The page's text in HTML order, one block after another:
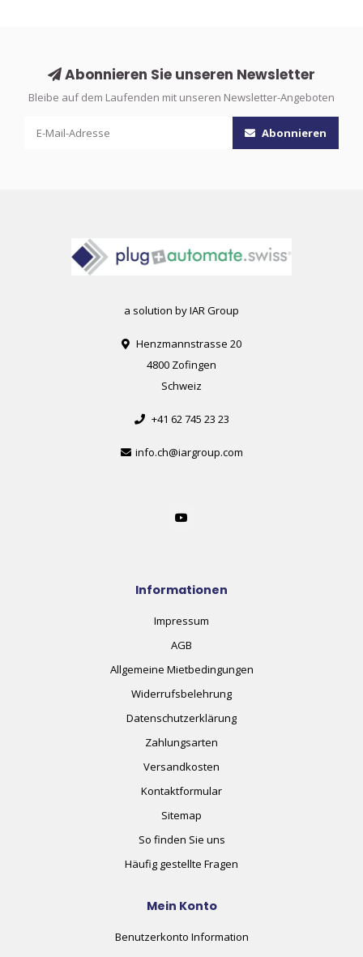
Abonnieren Sie unseren Newsletter
Bleibe auf dem Laufenden mit unseren Newsletter-Angeboten
Abonnieren
a solution by IAR Group
Henzmannstrasse 20
4800 Zofingen
Schweiz
+41 62 745 23 23
info.ch@iargroup.com
Informationen
Impressum
AGB
Allgemeine Mietbedingungen
Widerrufsbelehrung
Datenschutzerklärung
Zahlungsarten
Versandkosten
Kontaktformular
Sitemap
So finden Sie uns
Häufig gestellte Fragen
Mein Konto
Benutzerkonto Information